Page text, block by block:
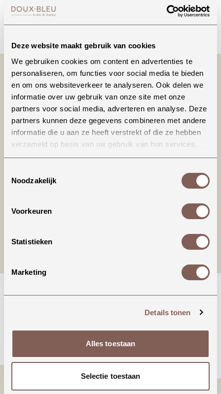
Deze website maakt gebruik van cookies
We gebruiken cookies om content en advertenties te
personaliseren, om functies voor social media te bieden
en om ons websiteverkeer te analyseren. Ook delen we
informatie over uw gebruik van onze site met onze
partners voor social media, adverteren en analyse. Deze
partners kunnen deze gegevens combineren met andere
informatie die u aan ze heeft verstrekt of die ze hebben
verzameld op basis van uw gebruik van hun services.
Noodzakelijk
Voorkeuren
Statistieken
Marketing
Details tonen
Alles toestaan
Selectie toestaan
Bellen
Productinformatie
€ 24,99
BEKIJKEN
€ 70,00